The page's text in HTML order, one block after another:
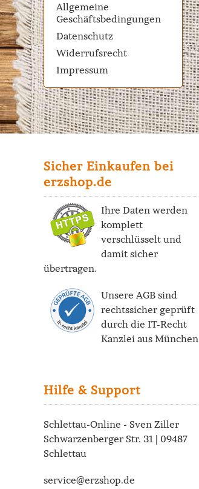
Allgemeine
Geschäftsbedingungen
Datenschutz
Widerrufsrecht
Impressum
Sicher Einkaufen bei
erzshop.de
Ihre Daten werden
komplett
verschlüsselt und
damit sicher
übertragen.
Unsere AGB sind
rechtssicher geprüft
durch die IT-Recht
Kanzlei aus München
Hilfe & Support
Schlettau-Online - Sven Ziller
Schwarzenberger Str. 31 | 09487
Schlettau
service@erzshop.de